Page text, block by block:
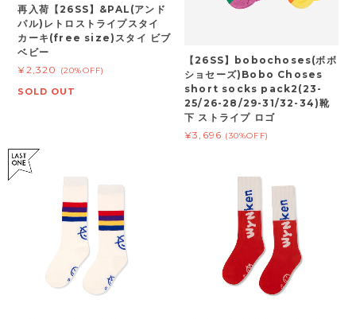
再入荷【26SS】&PAL(アンド
パル)レトロストライプスタイ
カーキ(free size)スタイ ビブ
ベビー
¥2,320
(20%OFF)
SOLD OUT
【26SS】bobochoses(ボボ
ショセーズ)Bobo Choses
short socks pack2(23-
25/26-28/29-31/32-34)靴
下 ストライプ ロゴ
¥3,696 (30%OFF)